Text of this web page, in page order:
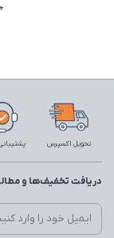
تحویل اکسپرس
دریافت تخفیف‌ها و